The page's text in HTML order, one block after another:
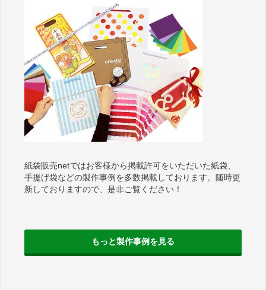
紙袋販売netではお客様から掲載許可をいただいた紙袋、
手提げ袋などの製作事例を多数掲載しております。随時更
新しておりますので、是非ご覧ください！
もっと製作事例を見る